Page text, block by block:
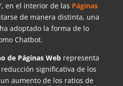
en el interior de las Páginas
de manera distinta, una
adoptado la forma de lo
Chatbot.
de Páginas Webrepresenta
significativa de los
aumento de los ratios de